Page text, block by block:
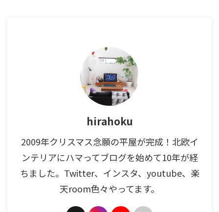
hirahoku
2009年クリスマス念願の平屋が完成！北欧イ
ンテリアにハマってブログを始めて10年が経
ちました。Twitter、インスタ、youtube、楽
天room色々やってます。